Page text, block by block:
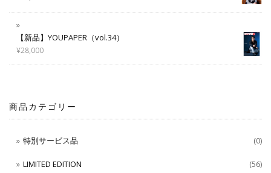
【新品】YOUPAPER（vol.34）
¥28,000
商品カテゴリー
特別サービス品 (0)
LIMITED EDITION (56)